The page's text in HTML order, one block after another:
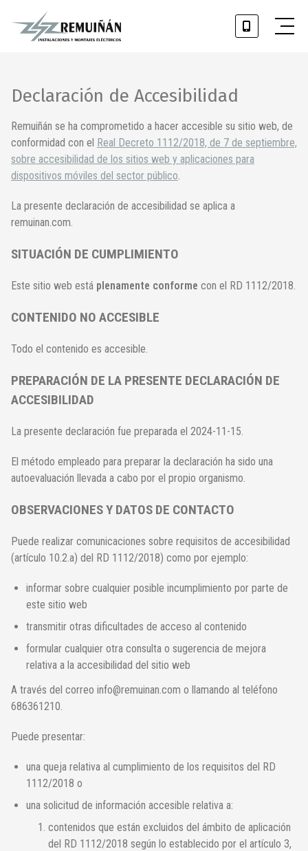
Declaración de Accesibilidad
Remuiñán se ha comprometido a hacer accesible su sitio web, de
conformidad con el Real Decreto 1112/2018, de 7 de septiembre,
sobre accesibilidad de los sitios web y aplicaciones para
dispositivos móviles del sector público
La presente declaración de accesibilidad se aplica a
remuinan.com.
SITUACIÓN DE CUMPLIMIENTO
Este sitio web está plenamente conforme con el RD 1112/2018.
CONTENIDO NO ACCESIBLE
Todo el contenido es accesible.
PREPARACIÓN DE LA PRESENTE DECLARACIÓN DE
ACCESIBILIDAD
La presente declaración fue preparada el 2024-11-15.
El método empleado para preparar la declaración ha sido una
autoevaluación llevada a cabo por el propio organismo.
OBSERVACIONES Y DATOS DE CONTACTO
Puede realizar comunicaciones sobre requisitos de accesibilidad
(artículo 10.2.a) del RD 1112/2018) como por ejemplo:
informar sobre cualquier posible incumplimiento por parte de
este sitio web
transmitir otras dificultades de acceso al contenido
formular cualquier otra consulta o sugerencia de mejora
relativa a la accesibilidad del sitio web
A través del correo info@remuinan.com o llamando al teléfono
686361210.
Puede presentar:
una queja relativa al cumplimiento de los requisitos del RD
1112/2018 o
una solicitud de información accesible relativa a:
contenidos que están excluidos del ámbito de aplicación
del RD 1112/2018 según lo establecido por el artículo 3,